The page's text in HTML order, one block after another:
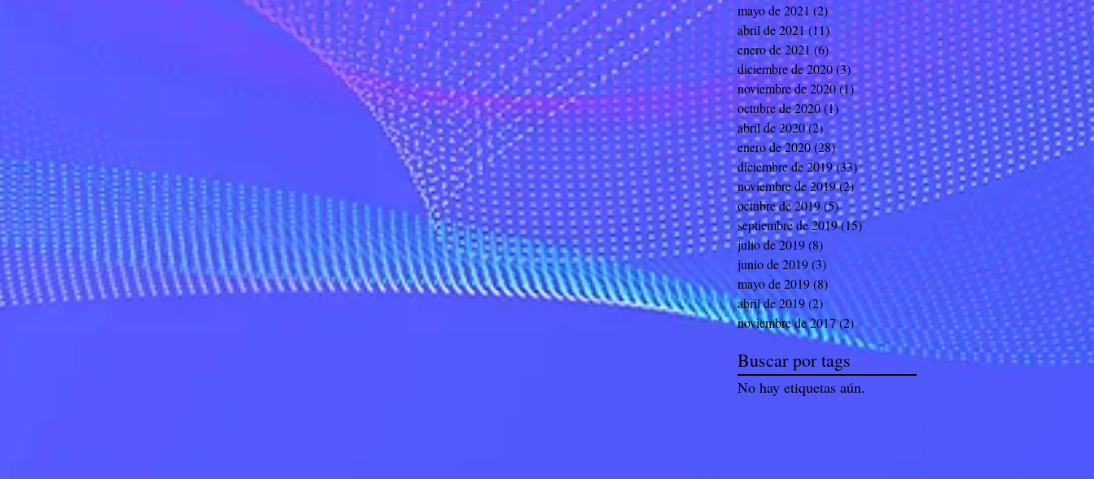
mayo de 2021 (2)2 entradas
abril de 2021 (11)11 entradas
enero de 2021 (6)6 entradas
diciembre de 2020(3)3 entradas
noviembre de 2020(1)1 entrada
octubre de 2020(1)1 entrada
abril de 2020(2) 2 entradas
enero de 2020(28)28 entradas
diciembre de 2019(33)33 entradas
noviembre de 2019(2) 2 entradas
octubre de 2019(5)5 entradas
septiembre de 2019(15)15 entradas
julio de 2019(8)
junio de 2019(3)
mayo de 2019(8)
abril de 2019(2) 2 entradas
noviembre de 2017(2)2 entradas
Buscar por tags
No hay etiquetas aún.